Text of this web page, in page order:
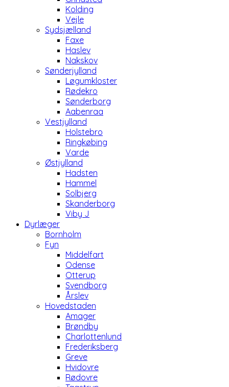
Kolding
Vejle
Sydsjælland
Faxe
Haslev
Nakskov
Sønderjylland
Løgumkloster
Rødekro
Sønderborg
Aabenraa
Vestjylland
Holstebro
Ringkøbing
Varde
Østjylland
Hadsten
Hammel
Solbjerg
Skanderborg
Viby J
Dyrlæger
Bornholm
Fyn
Middelfart
Odense
Otterup
Svendborg
Årslev
Hovedstaden
Amager
Brøndby
Charlottenlund
Frederiksberg
Greve
Hvidovre
Rødovre